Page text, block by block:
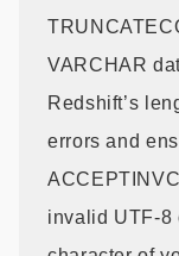
VARCHAR
Redshift’s
errors and
invalid UTF-8